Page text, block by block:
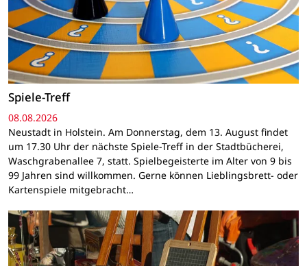
Spiele-Treff
08.08.2026
Neustadt in Holstein. Am Donnerstag, dem 13. August findet
um 17.30 Uhr der nächste Spiele-Treff in der Stadtbücherei,
Waschgrabenallee 7, statt. Spielbegeisterte im Alter von 9 bis
99 Jahren sind willkommen. Gerne können Lieblingsbrett- oder
Kartenspiele mitgebracht…